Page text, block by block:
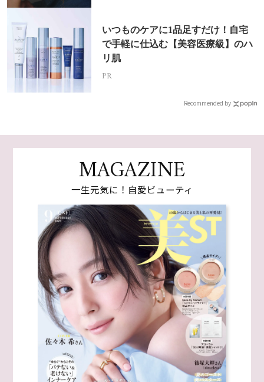
いつものケアに1品足すだけ！自宅
で手軽に仕込む【美容医療級】のハ
リ肌
PR
Recommended by
MAGAZINE
一生元気に！自愛ビューティ